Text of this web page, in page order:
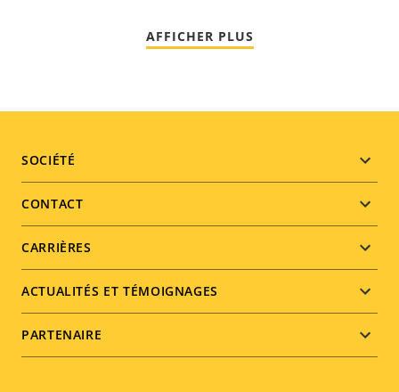
AFFICHER PLUS
Footer
menu
SOCIÉTÉ
CONTACT
CARRIÈRES
ACTUALITÉS ET TÉMOIGNAGES
PARTENAIRE